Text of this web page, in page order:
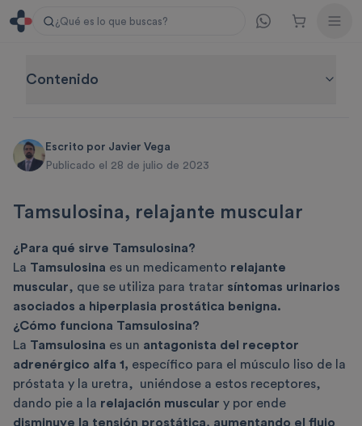
¿Qué es lo que buscas?
Contenido
Escrito por Javier Vega
Publicado el 28 de julio de 2023
Tamsulosina, relajante muscular
¿Para qué sirve Tamsulosina?
La Tamsulosina es un medicamento relajante
muscular, que se utiliza para tratar síntomas urinarios
asociados a hiperplasia prostática benigna.
¿Cómo funciona Tamsulosina?
La Tamsulosina es un antagonista del receptor
adrenérgico alfa 1, específico para el músculo liso de la
próstata y la uretra,
uniéndose a estos receptores,
dando pie a la relajación muscular y por ende
disminuye la tensión prostática, aumentando el flujo